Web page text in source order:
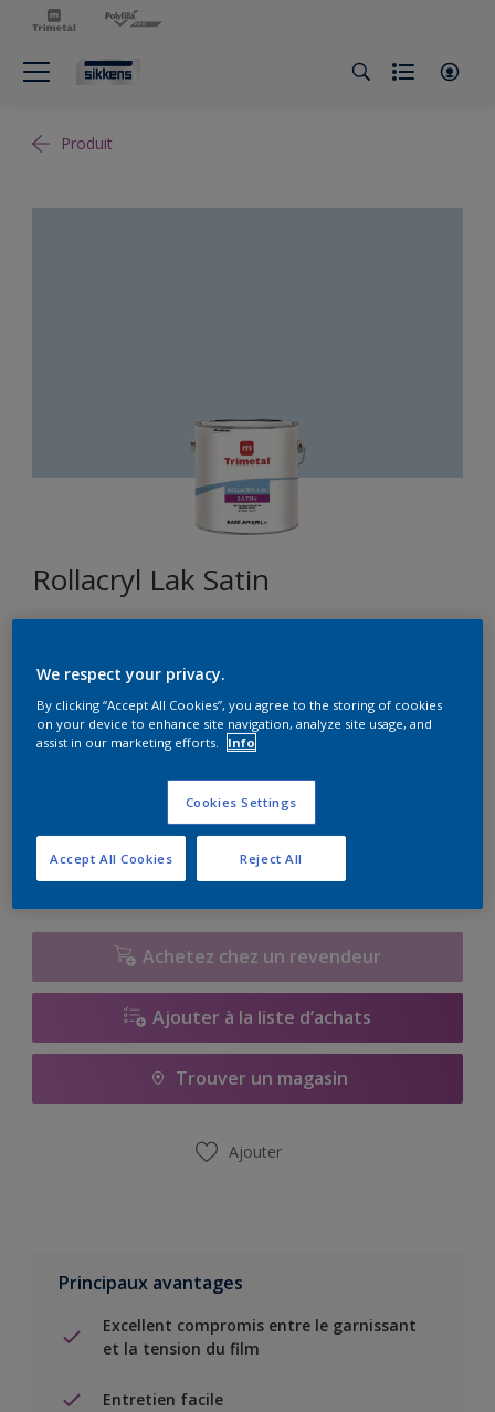
Produit
Rollacryl Lak Satin
Format
2,5L
Quantité Calculateur de peinture
Calculer
Achetez chez un revendeur
Ajouter à la liste d’achats
Trouver un magasin
Ajouter
Principaux avantages
Excellent compromis entre le garnissant
et la tension du film
Entretien facile
We respect your privacy.
By clicking “Accept All Cookies”, you agree to the storing of cookies
on your device to enhance site navigation, analyze site usage, and
assist in our marketing efforts.
Info
Cookies Settings
Reject All
Accept All Cookies